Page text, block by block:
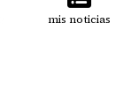
mis noticias